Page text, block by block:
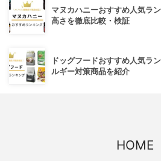
マヌカハニーおすすめ人気ラ
高さを徹底比較・検証
ドッグフードおすすめ人気ラ
ルギー対策商品を紹介
HOME